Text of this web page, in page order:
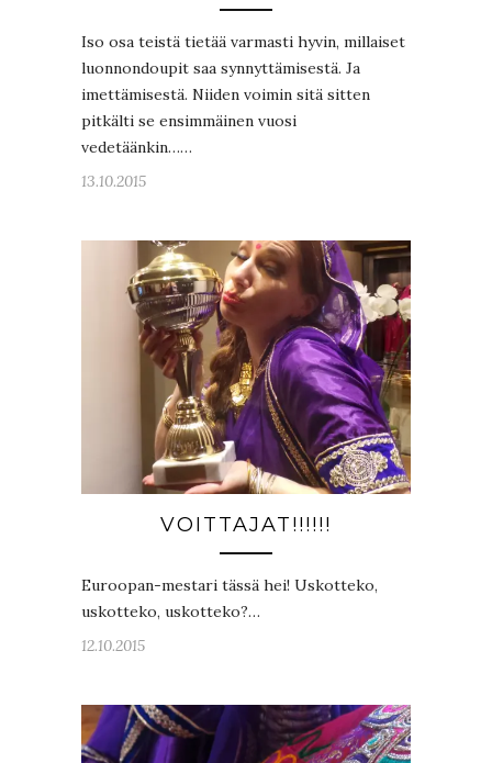
Iso osa teistä tietää varmasti hyvin, millaiset
luonnondoupit saa synnyttämisestä. Ja
imettämisestä. Niiden voimin sitä sitten
pitkälti se ensimmäinen vuosi
vedetäänkin……
13.10.2015
VOITTAJAT!!!!!!
Euroopan-mestari tässä hei! Uskotteko,
uskotteko, uskotteko?…
12.10.2015